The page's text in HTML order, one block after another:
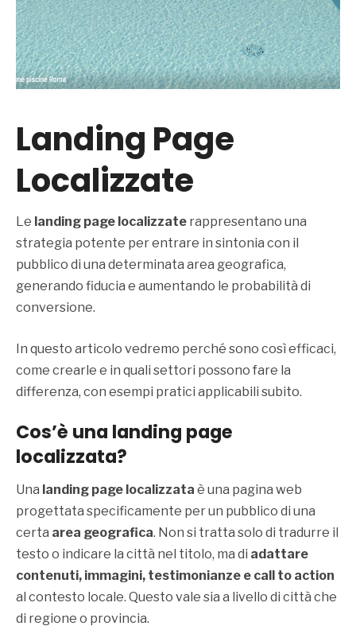
Landing Page
Localizzate
Le landing page localizzate rappresentano una
strategia potente per entrare in sintonia con il
pubblico di una determinata area geografica,
generando fiducia e aumentando le probabilità di
conversione.
In questo articolo vedremo perché sono così efficaci,
come crearle e in quali settori possono fare la
differenza, con esempi pratici applicabili subito.
Cos’è una landing page
localizzata?
Una landing page localizzata è una pagina web
progettata specificamente per un pubblico di una
certa area geografica. Non si tratta solo di tradurre il
testo o indicare la città nel titolo, ma di adattare
contenuti, immagini, testimonianze e call to action
al contesto locale. Questo vale sia a livello di città che
di regione o provincia.